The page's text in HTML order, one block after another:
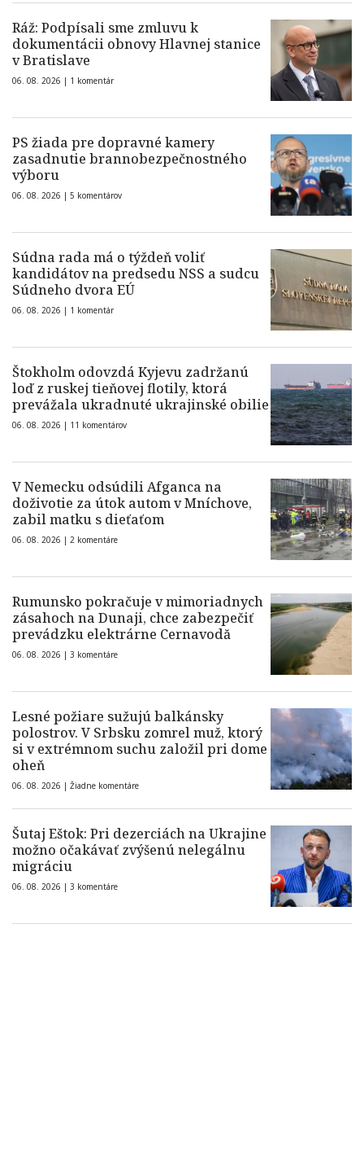
Ráž: Podpísali sme zmluvu k
dokumentácii obnovy Hlavnej stanice
v Bratislave
06. 08. 2026 | 1 komentár
PS žiada pre dopravné kamery
zasadnutie brannobezpečnostného
výboru
06. 08. 2026 | 5 komentárov
Súdna rada má o týždeň voliť
kandidátov na predsedu NSS a sudcu
Súdneho dvora EÚ
06. 08. 2026 | 1 komentár
Štokholm odovzdá Kyjevu zadržanú
loď z ruskej tieňovej flotily, ktorá
prevážala ukradnuté ukrajinské obilie
06. 08. 2026 | 11 komentárov
V Nemecku odsúdili Afganca na
doživotie za útok autom v Mníchove,
zabil matku s dieťaťom
06. 08. 2026 | 2 komentáre
Rumunsko pokračuje v mimoriadnych
zásahoch na Dunaji, chce zabezpečiť
prevádzku elektrárne Cernavodă
06. 08. 2026 | 3 komentáre
Lesné požiare sužujú balkánsky
polostrov. V Srbsku zomrel muž, ktorý
si v extrémnom suchu založil pri dome
oheň
06. 08. 2026 | Žiadne komentáre
Šutaj Eštok: Pri dezerciách na Ukrajine
možno očakávať zvýšenú nelegálnu
migráciu
06. 08. 2026 | 3 komentáre